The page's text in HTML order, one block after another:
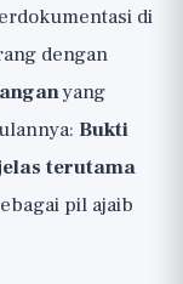
di
dengan
yang
Bukti
terutama
pil ajaib